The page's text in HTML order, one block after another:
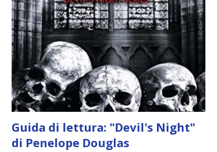
l'angelo non ha intenzione di fare una strage, piuttosto è lì
per avvertili che Mikael non è più "l'angelo puro" che
credono e che potrebbe aver ucciso altri mezzi angeli, tipo
Rafael. A quelle parole, Haniel seguito da altri ibridi, si reca
nell'appartamento, senza risultati. Infine cercano nella
chiesetta. Lì trovano Rafael alle prese con gli angeli puri,
ma questa volta ...
Guida di lettura: "Devil's Night"
di Penelope Douglas